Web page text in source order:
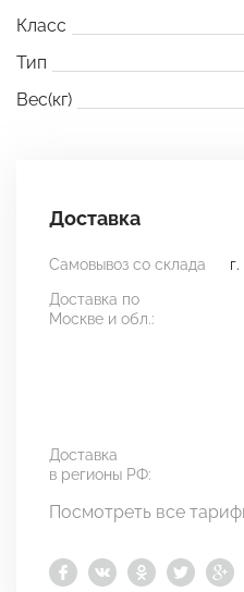
Класс
Тип
Вес(кг)
Доставка
Самовывоз со склада
Доставка по
Москве и обл.:
Доставка
в регионы РФ:
Посмотреть все